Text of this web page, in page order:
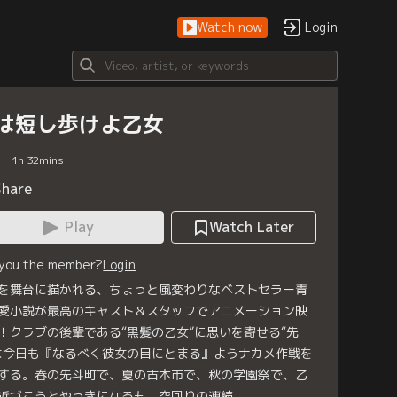
Watch now Login
短し歩けよ乙女
1h 32mins
Play
Watch Later
the member?Login
舞台に描かれる、ちょっと風変わりなベストセラー青
小説が最高のキャスト＆スタッフでアニメーション映
クラブの後輩である“黒髪の乙女”に思いを寄せる“先
今日も『なるべく彼女の目にとまる』ようナカメ作戦を
る。春の先斗町で、夏の古本市で、秋の学園祭で、乙